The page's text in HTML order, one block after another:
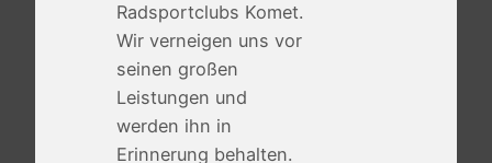
Radsportclubs Komet.
Wir verneigen uns vor
seinen großen
Leistungen und
werden ihn in
Erinnerung behalten.